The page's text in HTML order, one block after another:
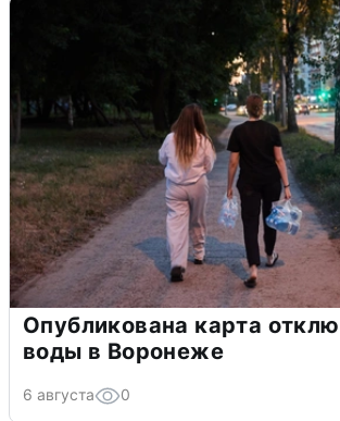
Опубликована карта
воды в Воронеже
6 августа 0